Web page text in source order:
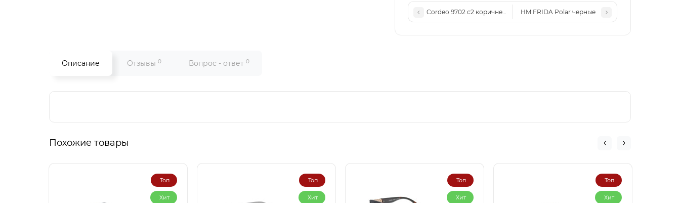
Cordeo 9702 с2 коричневые HM FRIDA Polar черные
Описание Отзывы 0 Вопрос - ответ 0
Похожие товары
Топ
Хит
Топ
Хит
Топ
Хит
Топ
Хит